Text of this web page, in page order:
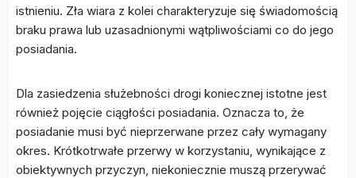
istnieniu. Zła wiara z kolei charakteryzuje się świadomością
braku prawa lub uzasadnionymi wątpliwościami co do jego
posiadania.
Dla zasiedzenia służebności drogi koniecznej istotne jest
również pojęcie ciągłości posiadania. Oznacza to, że
posiadanie musi być nieprzerwane przez cały wymagany
okres. Krótkotrwałe przerwy w korzystaniu, wynikające z
obiektywnych przyczyn, niekoniecznie muszą przerywać